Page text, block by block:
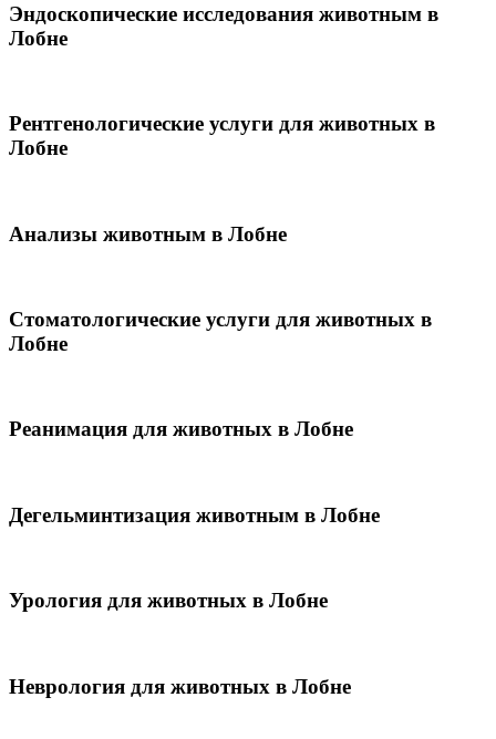
Эндоскопические исследования животным в
Лобне
Рентгенологические услуги для животных в
Лобне
Анализы животным в Лобне
Стоматологические услуги для животных в
Лобне
Реанимация для животных в Лобне
Дегельминтизация животным в Лобне
Урология для животных в Лобне
Неврология для животных в Лобне